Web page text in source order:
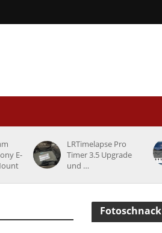
E-
LRTimelapse Pro
Timer 3.5 Upgrade
und …
Fotoschnack